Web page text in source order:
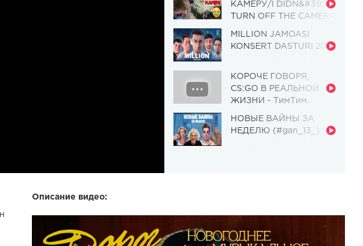
КАМЕРУ/I DIDN&#39;T
TURN OFF THE CAMERA
Чудовище] (Выпуск 110)
MILLION JAMOASI
KONSERT DASTURI 2019
КОРОЧЕ ГОВОРЯ,
CS:GO В РЕАЛЬНОЙ
ЖИЗНИ - ТимТим.
НОВЫЕ ВАЙНЫ ЗА
НЕДЕЛЮ (#gan_13_)
Описание видео: